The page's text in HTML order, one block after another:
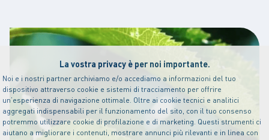
La vostra privacy è per noi importante.
Noi e i nostri partner archiviamo e/o accediamo a informazioni del tuo
dispositivo attraverso cookie e sistemi di tracciamento per offrire
un’esperienza di navigazione ottimale. Oltre ai cookie tecnici e analitici
aggregati indispensabili per il funzionamento del sito, con il tuo consenso
potremmo utilizzare cookie di profilazione e di marketing. Questi strumenti ci
aiutano a migliorare i contenuti, mostrare annunci più rilevanti e in linea con